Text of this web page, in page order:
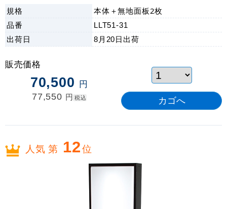
規格
本体＋無地面板2枚
品番
LLT51-31
出荷日 8月20日 出荷
販売価格
70,500 円
77,550 円 税込
人気 第 12位